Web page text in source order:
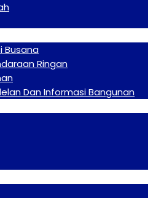
Busana
Ringan
Dan Informasi Bangunan